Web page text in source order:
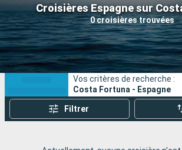
Croisières Espagne sur
0 croisières trouvées
Nos destinations
Mois de départ
Ports
Rechercher
Vos critères de recherche :
Costa Fortuna - Espagne
Filtrer